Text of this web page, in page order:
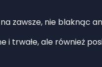
zawsze, nie blaknąc
i trwałe, ale również